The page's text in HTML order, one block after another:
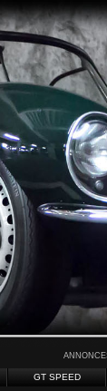
GT SPEED